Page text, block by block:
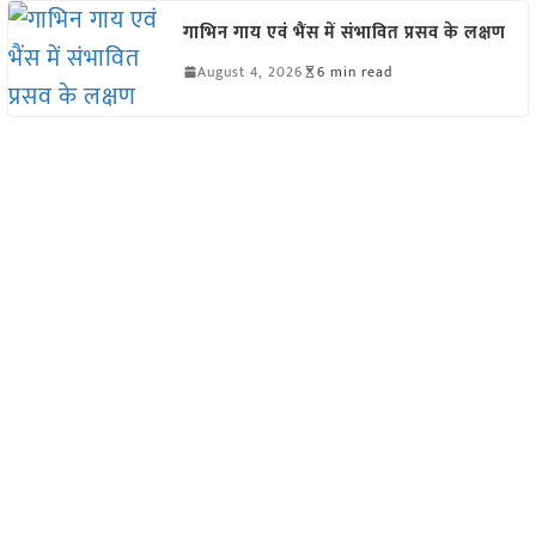
गाभिन गाय एवं भैंस में संभावित प्रसव के लक्षण
August 4, 2026 6 min read